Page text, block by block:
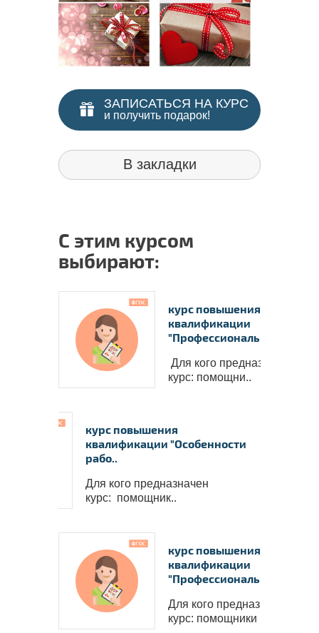
ЗАПИСАТЬСЯ НА КУРС
и получить подарок!
В закладки
С этим курсом
выбирают:
курс повышения
квалификации
"Профессиональная..
Для кого предназначен
курс: помощни..
курс повышения
квалификации "Особенности
рабо..
Для кого предназначен
курс: помощник..
курс повышения
квалификации
"Профессиональная..
Для кого предназначен
курс: помощники воспи..